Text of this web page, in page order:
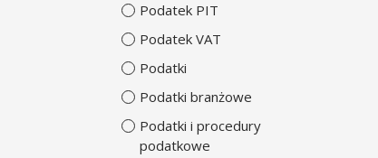
Podatek PIT
Podatek VAT
Podatki
Podatki branżowe
Podatki i procedury
podatkowe